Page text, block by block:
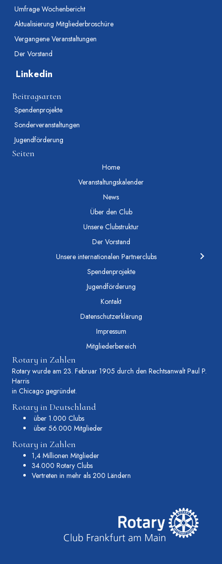
Umfrage Wochenbericht
Aktualisierung Mitgliederbroschüre
Vergangene Veranstaltungen
Der Vorstand
Linkedin
Beitragsarten
Spendenprojekte
Sonderveranstaltungen
Jugendförderung
Seiten
Home
Veranstaltungskalender
News
Über den Club
Unsere Clubstruktur
Der Vorstand
Unsere internationalen Partnerclubs
Spendenprojekte
Jugendförderung
Kontakt
Datenschutzerklärung
Impressum
Mitgliederbereich
Rotary in Zahlen
Rotary wurde am 23. Februar 1905 durch den Rechtsanwalt Paul P.
Harris
in Chicago gegründet.
Rotary in Deutschland
über 1.000 Clubs
über 56.000 Mitglieder
Rotary in Zahlen
1,4 Millionen Mitglieder
34.000 Rotary Clubs
Vertreten in mehr als 200 Ländern